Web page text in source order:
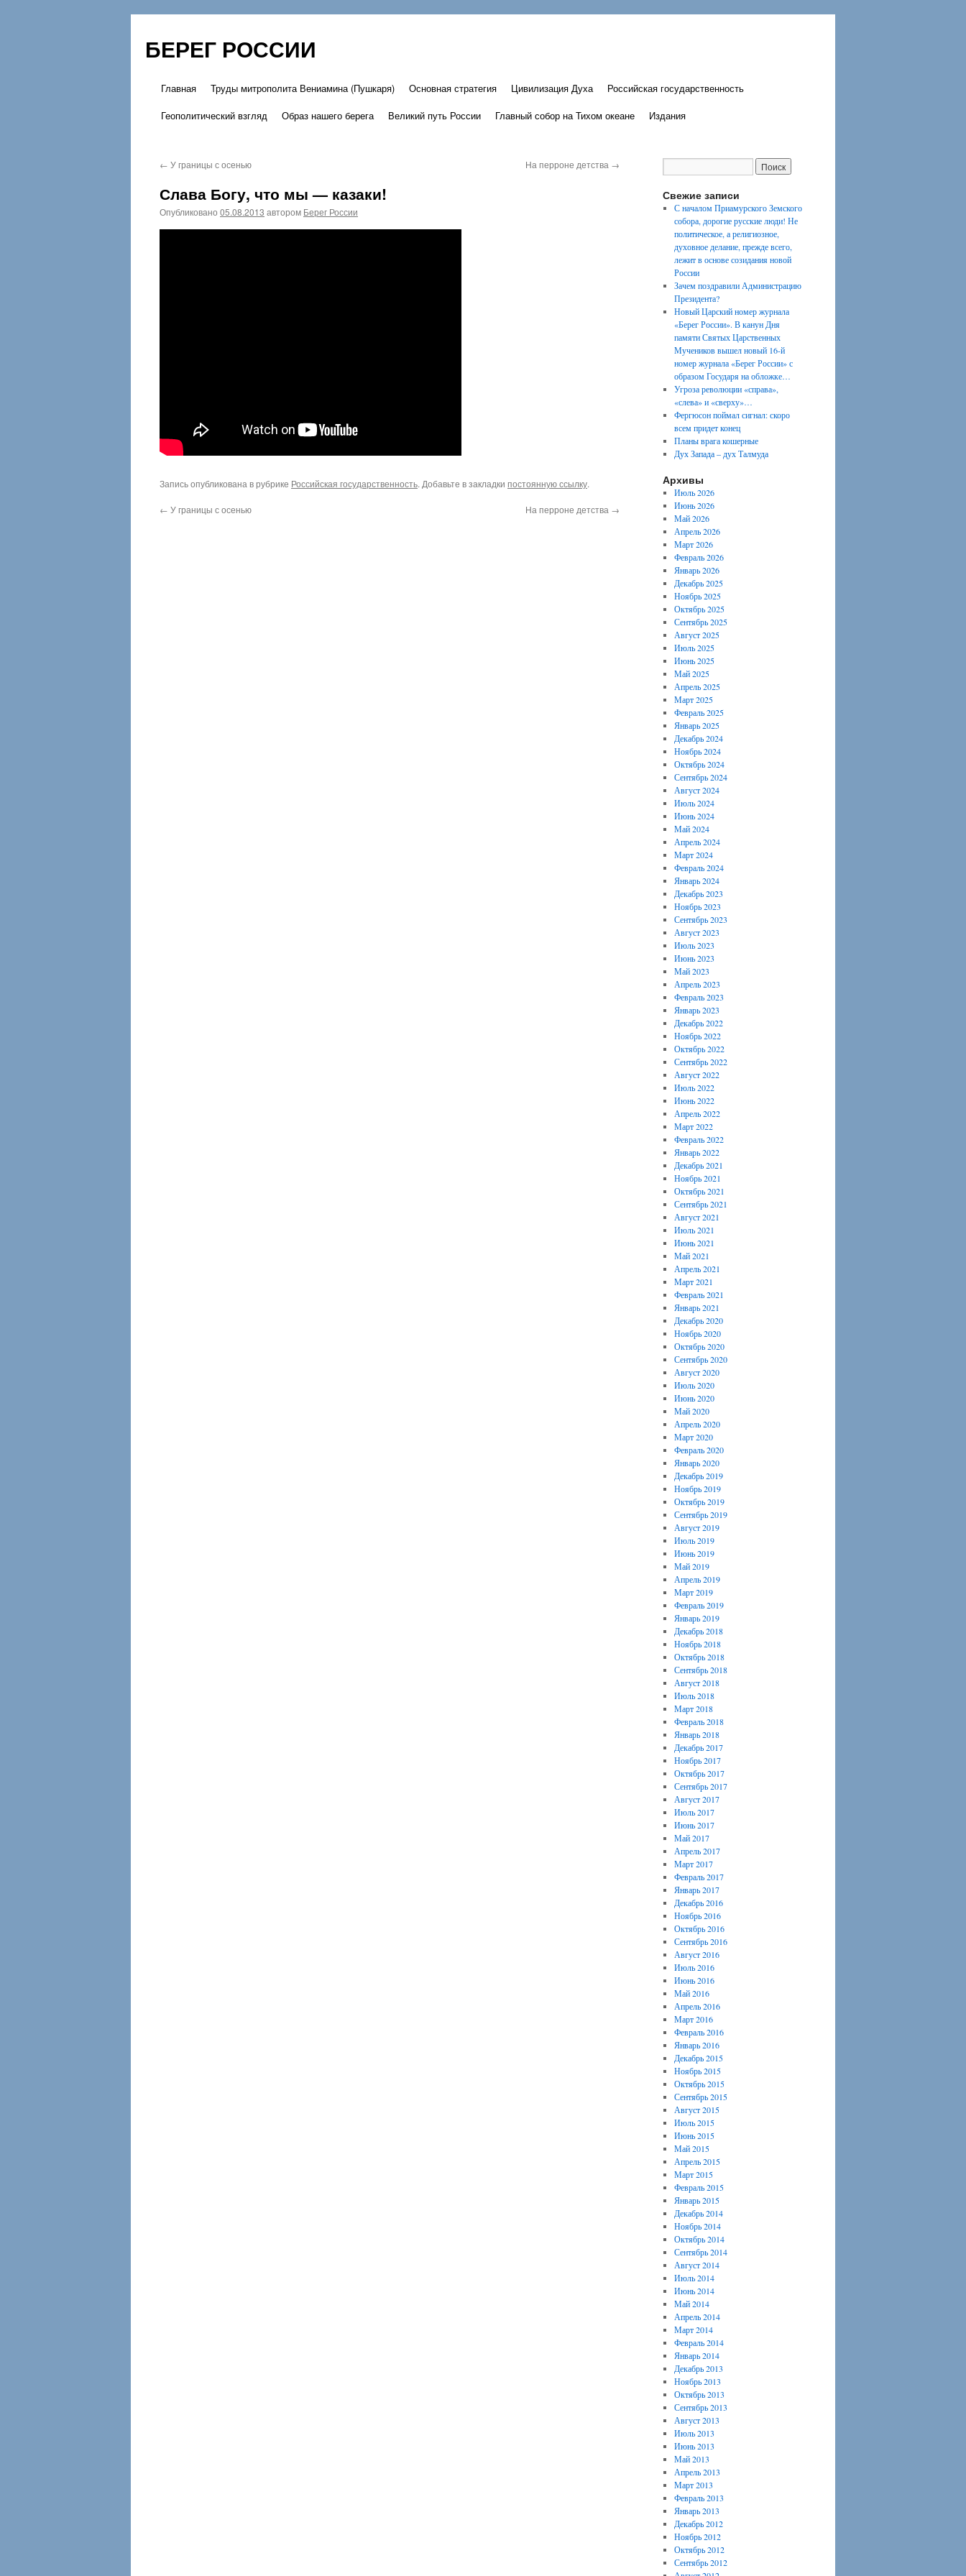
БЕРЕГ РОССИИ
Перейти
Главная Труды митрополита Вениамина (Пушкаря) Основная стратегия Цивилизация Духа
Российская государственность
Геополитический взгляд
Образ нашего берега Великий путь России Главный собор на Тихом океане Издания
← У границы с осенью На перроне детства →
Слава Богу, что мы — казаки!
Опубликовано 05.08.2013 автором Берег России
Запись опубликована в рубрике Российская государственность. Добавьте в закладки постоянную ссылку.
← У границы с осенью На перроне детства →
Свежие записи
С началом Приамурского Земского
собора, дорогие русские люди! Не
политическое, а религиозное,
духовное делание, прежде всего,
лежит в основе созидания новой
России
Зачем поздравили Администрацию
Президента?
Новый Царский номер журнала
«Берег России». В канун Дня
памяти Святых Царственных
Мучеников вышел новый 16-й
номер журнала «Берег России» с
образом Государя на обложке…
Угроза революции «справа»,
«слева» и «сверху»…
Фергюсон поймал сигнал: скоро
всем придет конец
Планы врага кошерные
Дух Запада – дух Талмуда
Архивы
Июль 2026
Июнь 2026
Май 2026
Апрель 2026
Март 2026
Февраль 2026
Январь 2026
Декабрь 2025
Ноябрь 2025
Октябрь 2025
Сентябрь 2025
Август 2025
Июль 2025
Июнь 2025
Май 2025
Апрель 2025
Март 2025
Февраль 2025
Январь 2025
Декабрь 2024
Ноябрь 2024
Октябрь 2024
Сентябрь 2024
Август 2024
Июль 2024
Июнь 2024
Май 2024
Апрель 2024
Март 2024
Февраль 2024
Январь 2024
Декабрь 2023
Ноябрь 2023
Сентябрь 2023
Август 2023
Июль 2023
Июнь 2023
Май 2023
Апрель 2023
Февраль 2023
Январь 2023
Декабрь 2022
Ноябрь 2022
Октябрь 2022
Сентябрь 2022
Август 2022
Июль 2022
Июнь 2022
Апрель 2022
Март 2022
Февраль 2022
Январь 2022
Декабрь 2021
Ноябрь 2021
Октябрь 2021
Сентябрь 2021
Август 2021
Июль 2021
Июнь 2021
Май 2021
Апрель 2021
Март 2021
Февраль 2021
Январь 2021
Декабрь 2020
Ноябрь 2020
Октябрь 2020
Сентябрь 2020
Август 2020
Июль 2020
Июнь 2020
Май 2020
Апрель 2020
Март 2020
Февраль 2020
Январь 2020
Декабрь 2019
Ноябрь 2019
Октябрь 2019
Сентябрь 2019
Август 2019
Июль 2019
Июнь 2019
Май 2019
Апрель 2019
Март 2019
Февраль 2019
Январь 2019
Декабрь 2018
Ноябрь 2018
Октябрь 2018
Сентябрь 2018
Август 2018
Июль 2018
Март 2018
Февраль 2018
Январь 2018
Декабрь 2017
Ноябрь 2017
Октябрь 2017
Сентябрь 2017
Август 2017
Июль 2017
Июнь 2017
Май 2017
Апрель 2017
Март 2017
Февраль 2017
Январь 2017
Декабрь 2016
Ноябрь 2016
Октябрь 2016
Сентябрь 2016
Август 2016
Июль 2016
Июнь 2016
Май 2016
Апрель 2016
Март 2016
Февраль 2016
Январь 2016
Декабрь 2015
Ноябрь 2015
Октябрь 2015
Сентябрь 2015
Август 2015
Июль 2015
Июнь 2015
Май 2015
Апрель 2015
Март 2015
Февраль 2015
Январь 2015
Декабрь 2014
Ноябрь 2014
Октябрь 2014
Сентябрь 2014
Август 2014
Июль 2014
Июнь 2014
Май 2014
Апрель 2014
Март 2014
Февраль 2014
Январь 2014
Декабрь 2013
Ноябрь 2013
Октябрь 2013
Сентябрь 2013
Август 2013
Июль 2013
Июнь 2013
Май 2013
Апрель 2013
Март 2013
Февраль 2013
Январь 2013
Декабрь 2012
Ноябрь 2012
Октябрь 2012
Сентябрь 2012